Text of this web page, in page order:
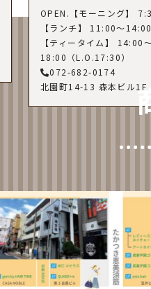
OPEN.【モーニング】
【ランチ】 11:00〜14:00
【ティータイム】 14:00
18:00（L.O.17:30）
072-682-0174
北園町14-13 森本ビル1F